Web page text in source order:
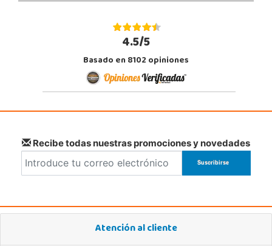
4.5/5
Basado en 8102 opiniones
Recibe todas nuestras promociones y novedades
Atención al cliente